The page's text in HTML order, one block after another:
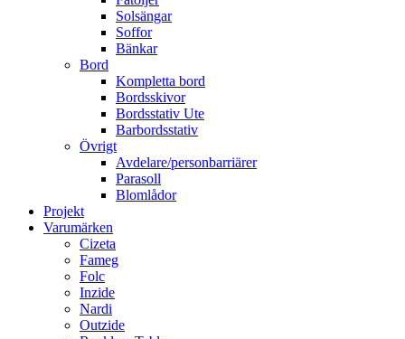
Solsängar
Soffor
Bänkar
Bord
Kompletta bord
Bordsskivor
Bordsstativ Ute
Barbordsstativ
Övrigt
Avdelare/personbarriärer
Parasoll
Blomlådor
Projekt
Varumärken
Cizeta
Fameg
Folc
Inzide
Nardi
Outzide